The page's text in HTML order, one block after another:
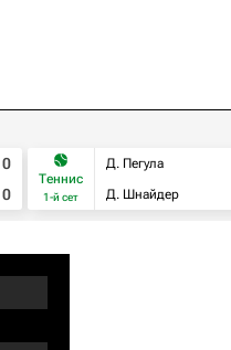
0
0
Теннис
1-й сет
Д. Пегула
Д. Шнайдер